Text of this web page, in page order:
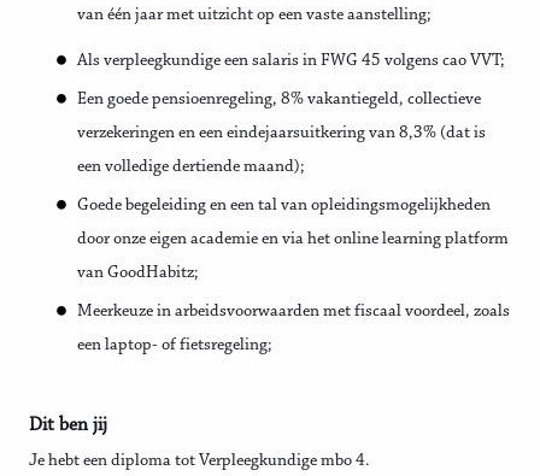
van één jaar met uitzicht op een vaste aanstelling;
Als verpleegkundige een salaris in FWG 45 volgens cao VVT;
Een goede pensioenregeling, 8% vakantiegeld, collectieve
verzekeringen en een eindejaarsuitkering van 8,3% (dat is
een volledige dertiende maand);
Goede begeleiding en een tal van opleidingsmogelijkheden
door onze eigen academie en via het online learning platform
van GoodHabitz;
Meerkeuze in arbeidsvoorwaarden met fiscaal voordeel, zoals
een laptop- of fietsregeling;
Dit ben jij
Je hebt een diploma tot Verpleegkundige mbo 4.